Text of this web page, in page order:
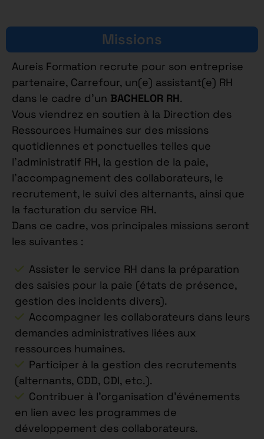
Missions
Aureis Formation recrute pour son entreprise
partenaire, Carrefour, un(e) assistant(e) RH
dans le cadre d’un BACHELOR RH.
Vous viendrez en soutien à la Direction des
Ressources Humaines sur des missions
quotidiennes et ponctuelles telles que
l’administratif RH, la gestion de la paie,
l’accompagnement des collaborateurs, le
recrutement, le suivi des alternants, ainsi que
la facturation du service RH.
Dans ce cadre, vos principales missions seront
les suivantes :
Assister le service RH dans la préparation
des saisies pour la paie (états de présence,
gestion des incidents divers).
Accompagner les collaborateurs dans leurs
demandes administratives liées aux
ressources humaines.
Participer à la gestion des recrutements
(alternants, CDD, CDI, etc.).
Contribuer à l’organisation d’événements
en lien avec les programmes de
développement des collaborateurs.